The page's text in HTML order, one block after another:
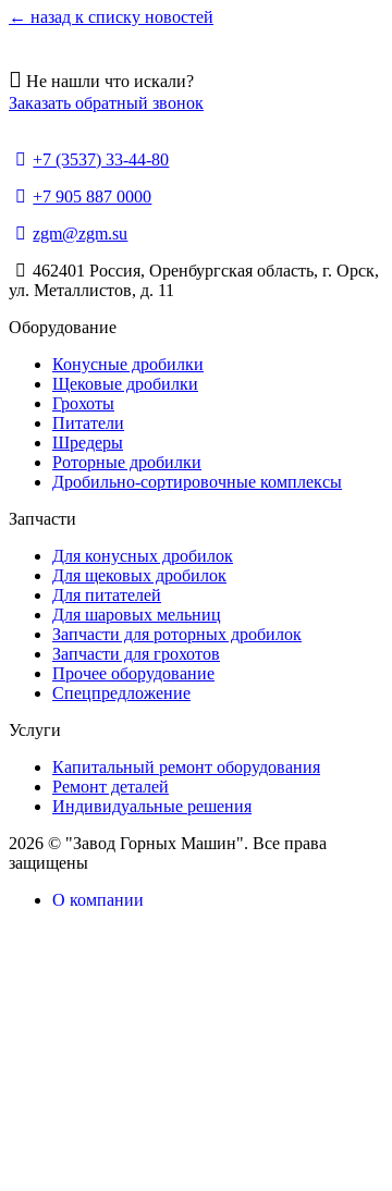
← назад к списку новостей
Не нашли что искали?
Заказать обратный звонок
+7 (3537) 33-44-80
+7 905 887 0000
zgm@zgm.su
462401 Россия, Оренбургская область, г. Орск,
ул. Металлистов, д. 11
Оборудование
Конусные дробилки
Щековые дробилки
Грохоты
Питатели
Шредеры
Роторные дробилки
Дробильно-сортировочные комплексы
Запчасти
Для конусных дробилок
Для щековых дробилок
Для питателей
Для шаровых мельниц
Запчасти для роторных дробилок
Запчасти для грохотов
Прочее оборудование
Спецпредложение
Услуги
Капитальный ремонт оборудования
Ремонт деталей
Индивидуальные решения
2026 © "Завод Горных Машин". Все права
защищены
О компании